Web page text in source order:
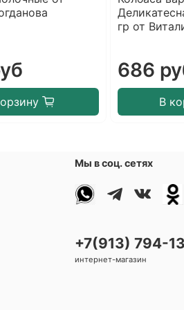
гр от
686
В
Мы в соц. сетях
+7(913) 794-
интернет-магазин